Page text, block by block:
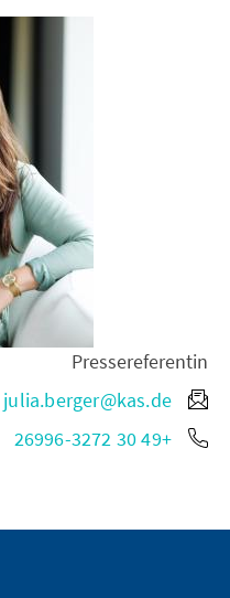
Pressereferentin
julia.berger@kas.de
+49 30 26996-3272